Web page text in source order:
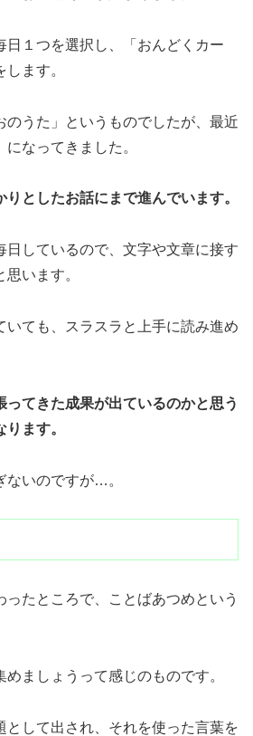
日１つを選択し、「おんどくカー
ます。
のうた」というものでしたが、最近
なってきました。
りとしたお話にまで進んでいます。
日しているので、文字や文章に接す
います。
いても、スラスラと上手に読み進め
ってきた成果が出ているのかと思う
ます。
ないのですが…。
ったところで、ことばあつめという
めましょうって感じのものです。
として出され、それを使った言葉を